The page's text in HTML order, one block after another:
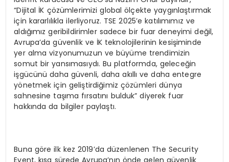
“Dijital İK çözümlerimizi global ölçekte yaygınlaştırmak
için kararlılıkla ilerliyoruz. TSE 2025’e katılımımız ve
aldığımız geribildirimler sadece bir fuar deneyimi değil,
Avrupa’da güvenlik ve İK teknolojilerinin kesişiminde
yer alma vizyonumuzun ve büyüme trendimizin
somut bir yansımasıydı. Bu platformda, geleceğin
işgücünü daha güvenli, daha akıllı ve daha entegre
yönetmek için geliştirdiğimiz çözümleri dünya
sahnesine taşıma fırsatını bulduk” diyerek fuar
hakkında da bilgiler paylaştı.
Buna göre ilk kez 2019’da düzenlenen The Security
Event, kısa sürede Avrupa’nın önde gelen güvenlik